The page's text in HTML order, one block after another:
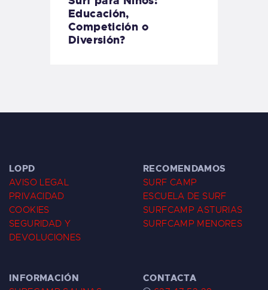
Educación,
Competición o
Diversión?
LOPD
AVISO LEGAL
PRIVACIDAD
COOKIES
SEGURIDAD Y
DEVOLUCIONES
RECOMENDAMOS
SURF CAMP
ESCUELA DE SURF
SURFCAMP ASTURIAS
SURFCAMP MENORES
INFORMACIÓN CONTACTA